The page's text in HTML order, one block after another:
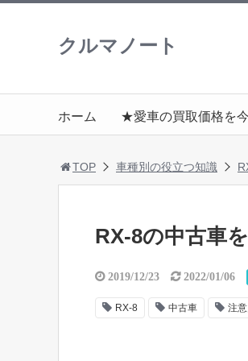
クルマノート
ホーム ★愛車の買取価格を
TOP 車種別の役立つ知識
RX-8の中古車
2019/12/23 2022/01/06
RX-8 中古車 注